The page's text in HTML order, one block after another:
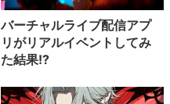
バーチャルライブ配信アプ
リがリアルイベントしてみ
た結果!?